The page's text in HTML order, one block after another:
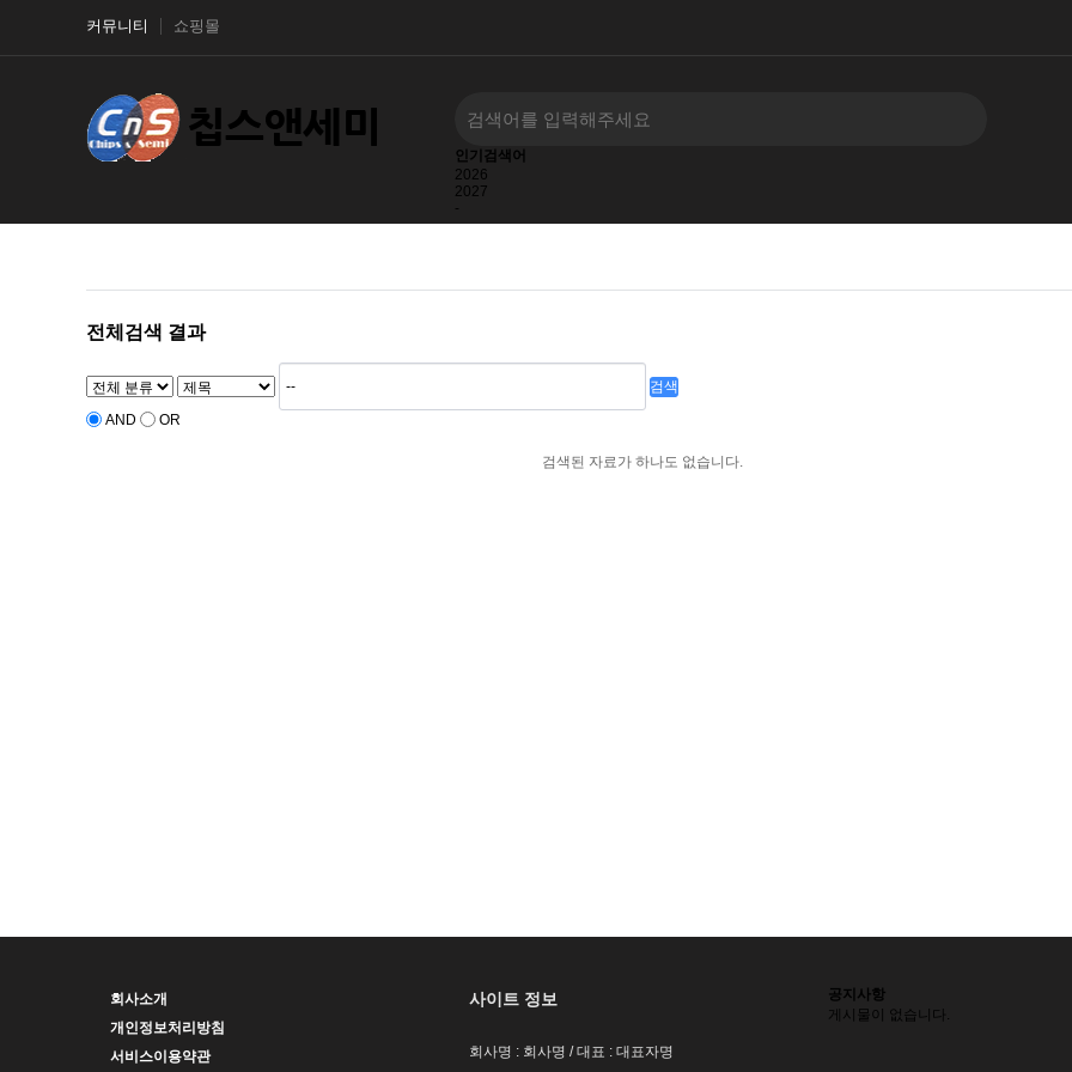
커뮤니티 쇼핑몰
인기검색어
2026
2027
-
--
전체검색 결과
검색
AND OR
검색된 자료가 하나도 없습니다.
회사소개
개인정보처리방침
서비스이용약관
사이트 정보
회사명 : 회사명 / 대표 : 대표자명
공지사항
게시물이 없습니다.